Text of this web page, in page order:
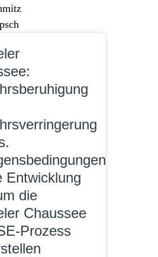
Entwicklung
die
Chaussee
Prozess